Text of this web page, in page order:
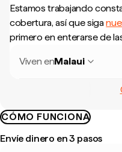
Estamos trabajando
cobertura, así que siga
primero en enterarse de
Viven enMalaui
CÓMO FUNCIONA
Envíe dinero en 3 pasos